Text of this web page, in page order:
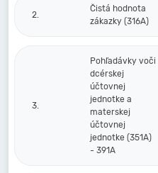
2.
Čistá hodnota
zákazky (316A)
3.
Pohľadávky voči
dcérskej
účtovnej
jednotke a
materskej
účtovnej
jednotke (351A)
- 391A